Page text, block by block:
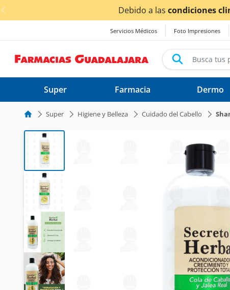
< div class="carousel-inner">
Servicios Médicos Foto Impresiones
Super Farmacia Dermo
Super Higiene y Belleza Cuidado del Cabello